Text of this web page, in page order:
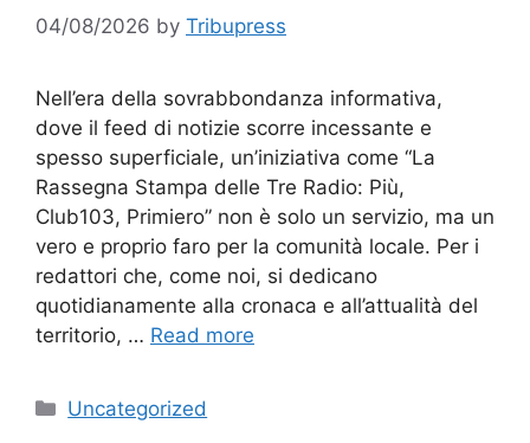
04/08/2026 by Tribupress
Nell’era della sovrabbondanza informativa,
dove il feed di notizie scorre incessante e
spesso superficiale, un’iniziativa come “La
Rassegna Stampa delle Tre Radio: Più,
Club103, Primiero” non è solo un servizio, ma un
vero e proprio faro per la comunità locale. Per i
redattori che, come noi, si dedicano
quotidianamente alla cronaca e all’attualità del
territorio, … Read more
Categories
Uncategorized